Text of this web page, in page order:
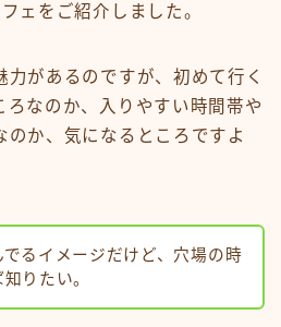
ェをご紹介しました。
があるのですが、初めて行く
ろなのか、入りやすい時間帯や
のか、気になるところですよ
でるイメージだけど、穴場の時
りたい。